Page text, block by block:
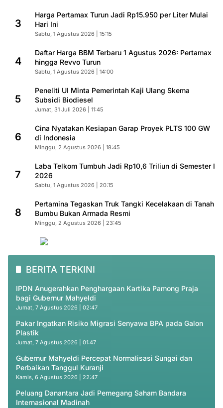
3
Harga Pertamax Turun Jadi Rp15.950 per Liter Mulai
Hari Ini
Sabtu, 1 Agustus 2026 | 15:15
4
Daftar Harga BBM Terbaru 1 Agustus 2026: Pertamax
hingga Revvo Turun
Sabtu, 1 Agustus 2026 | 14:00
5
Peneliti UI Minta Pemerintah Kaji Ulang Skema
Subsidi Biodiesel
Jumat, 31 Juli 2026 | 11:45
6
Cina Nyatakan Kesiapan Garap Proyek PLTS 100 GW
di Indonesia
Minggu, 2 Agustus 2026 | 18:45
7
Laba Telkom Tumbuh Jadi Rp10,6 Triliun di Semester I
2026
Sabtu, 1 Agustus 2026 | 20:15
8
Pertamina Tegaskan Truk Tangki Kecelakaan di Tanah
Bumbu Bukan Armada Resmi
Minggu, 2 Agustus 2026 | 23:45
BERITA TERKINI
IPDN Anugerahkan Penghargaan Kartika Pamong Praja
bagi Gubernur Mahyeldi
Jumat, 7 Agustus 2026 | 02:47
Pakar Ingatkan Risiko Migrasi Senyawa BPA pada Galon
Plastik
Jumat, 7 Agustus 2026 | 01:47
Gubernur Mahyeldi Percepat Normalisasi Sungai dan
Perbaikan Tanggul Kuranji
Kamis, 6 Agustus 2026 | 22:47
Peluang Danantara Jadi Pemegang Saham Bandara
Internasional Madinah